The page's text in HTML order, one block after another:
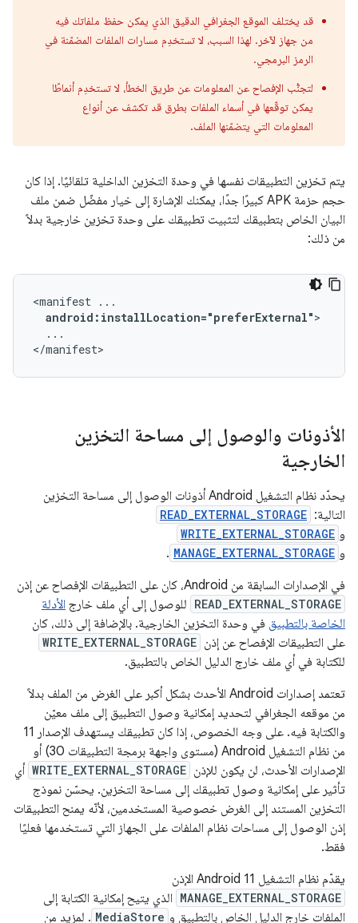
قد يختلف الموقع الجغرافي الدقيق الذي يمكن حفظ ملفاتك فيه
من جهاز لآخر. لهذا السبب، لا تستخدِم مسارات الملفات المضمّنة في
الرمز البرمجي.
لتجنُّب الإفصاح عن المعلومات عن طريق الخطأ، لا تستخدِم أنماطًا
يمكن توقّعها في أسماء الملفات بطرق قد تكشف عن أنواع
المعلومات التي يتضمّنها الملف.
يتم تخزين التطبيقات نفسها في وحدة التخزين الداخلية تلقائيًا. إذا كان
حجم حزمة APK كبيرًا جدًا، يمكنك الإشارة إلى خيار مفضّل ضمن ملف
البيان الخاص بتطبيقك لتثبيت تطبيقك على وحدة تخزين خارجية بدلاً
من ذلك:
<manifest
android:installLocation="preferExternal"
...
</manifest>
الأذونات والوصول إلى مساحة التخزين
الخارجية
يحدّد نظام التشغيل Android أذونات الوصول إلى مساحة التخزين
التالية: READ_EXTERNAL_STORAGE
و WRITE_EXTERNAL_STORAGE
و MANAGE_EXTERNAL_STORAGE
.
في الإصدارات السابقة من Android، كان على التطبيقات الإفصاح عن إذن
READ_EXTERNAL_STORAGE للوصول إلى أي ملف خارج الأدلة
الخاصة بالتطبيق في وحدة التخزين الخارجية. بالإضافة إلى ذلك، كان
على التطبيقات الإفصاح عن إذن WRITE_EXTERNAL_STORAGE
للكتابة في أي ملف خارج الدليل الخاص بالتطبيق.
تعتمد إصدارات Android الأحدث بشكل أكبر على الغرض من الملف بدلاً
من موقعه الجغرافي لتحديد إمكانية وصول التطبيق إلى ملف معيّن
والكتابة فيه. على وجه الخصوص، إذا كان تطبيقك يستهدف الإصدار 11
من نظام التشغيل Android (مستوى واجهة برمجة التطبيقات 30) أو
الإصدارات الأحدث، لن يكون للإذن WRITE_EXTERNAL_STORAGE أي
تأثير على إمكانية وصول تطبيقك إلى مساحة التخزين. يحسّن نموذج
التخزين المستند إلى الغرض خصوصية المستخدمين، لأنّه يمنح التطبيقات
إذن الوصول إلى مساحات نظام الملفات على الجهاز التي تستخدمها فعليًا
فقط.
يقدّم نظام التشغيل Android 11 الإذن
MANAGE_EXTERNAL_STORAGE الذي يتيح إمكانية الكتابة إلى
الملفات خارج الدليل الخاص بالتطبيق و MediaStore . لمزيد من